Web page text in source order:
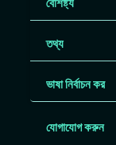
তথ্য
ভাষা নির্বাচন কর
যোগাযোগ করুন